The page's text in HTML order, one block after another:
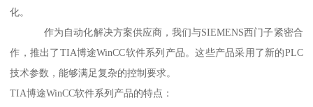
化。
作为自动化解决方案供应商，我们与SIEMENS西门子紧密合
作，推出了TIA博途WinCC软件系列产品。这些产品采用了新的PLC
技术参数，能够满足复杂的控制要求。
TIA博途WinCC软件系列产品的特点：